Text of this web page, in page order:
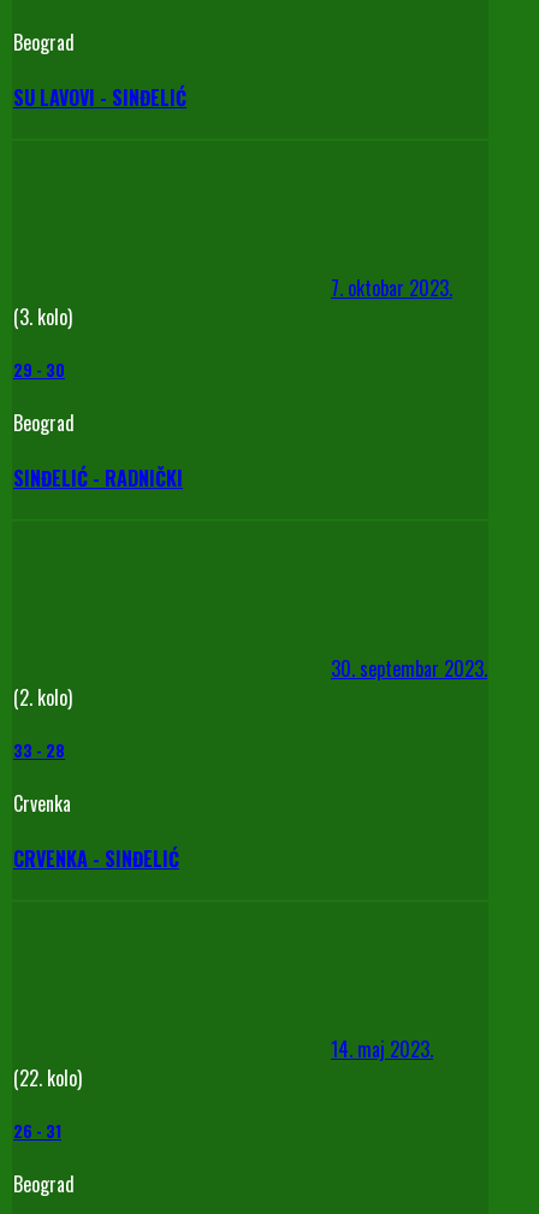
Beograd
SU LAVOVI - SINĐELIĆ
7. oktobar 2023.
(3. kolo)
29 - 30
Beograd
SINĐELIĆ - RADNIČKI
30. septembar 2023.
(2. kolo)
33 - 28
Crvenka
CRVENKA - SINĐELIĆ
14. maj 2023.
(22. kolo)
26 - 31
Beograd